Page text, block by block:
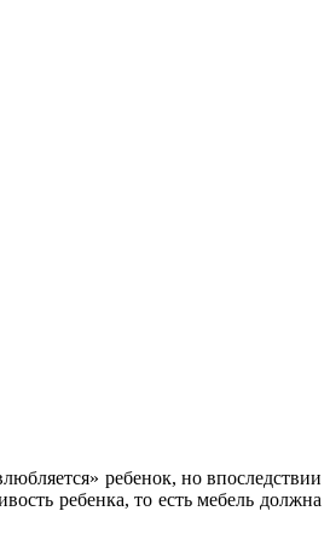
ребенок, но впоследствии
ребенка, то есть мебель должна